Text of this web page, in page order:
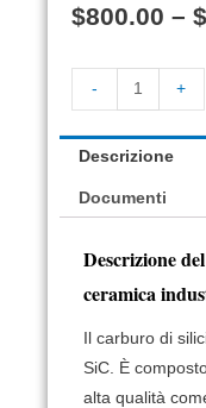
$800.00 – $
- +
Descrizione
Documenti
Descrizione
ceramica
Il carburo di
SiC. È
alta qualità